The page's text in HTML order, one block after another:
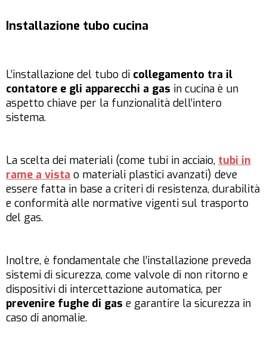
Installazione tubo cucina
L’installazione del tubo di collegamento tra il
contatore e gli apparecchi a gas in cucina è un
aspetto chiave per la funzionalità dell’intero
sistema.
La scelta dei materiali (come tubi in acciaio, tubi in
rame a vista o materiali plastici avanzati) deve
essere fatta in base a criteri di resistenza, durabilità
e conformità alle normative vigenti sul trasporto
del gas.
Inoltre, è fondamentale che l’installazione preveda
sistemi di sicurezza, come valvole di non ritorno e
dispositivi di intercettazione automatica, per
prevenire fughe di gas e garantire la sicurezza in
caso di anomalie.